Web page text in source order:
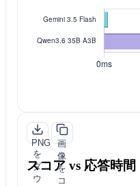
ド
ー
PNG
を
ダ
ウ
画
像
を
コ
スコア vs 応答時間